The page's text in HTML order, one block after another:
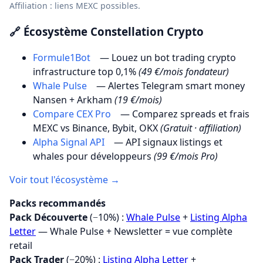
Affiliation : liens MEXC possibles.
🔗 Écosystème Constellation Crypto
Formule1Bot
— Louez un bot trading crypto
infrastructure top 0,1%(49 €/mois fondateur)
Whale Pulse
— Alertes Telegram smart money
Nansen + Arkham (19 €/mois)
Compare CEX Pro
— Comparez spreads et frais
MEXC vs Binance, Bybit, OKX(Gratuit · affiliation)
Alpha Signal API
— API signaux listings et
whales pour développeurs (99 €/mois Pro)
Voir tout l'écosystème →
Packs recommandés
Pack Découverte(−10%) : Whale Pulse+ Listing Alpha
Letter— Whale Pulse + Newsletter = vue complète
retail
Pack Trader(−20%) : Listing Alpha Letter+